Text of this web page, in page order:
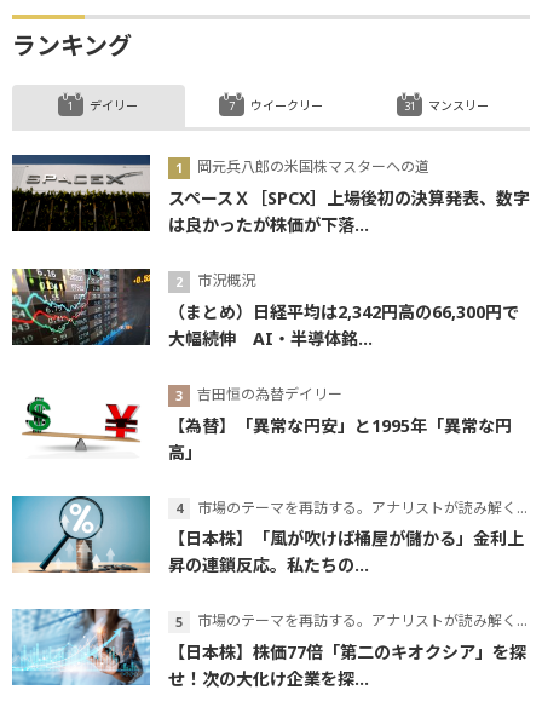
ランキング
デイリー
岡元兵八郎の米国株マスターへの道
スペースＸ［SPCX］上場後初の決算発表、数字
は良かったが株価が下落...
市況概況
（まとめ）日経平均は2,342円高の66,300円で
大幅続伸 AI・半導体銘...
吉田恒の為替デイリー
【為替】「異常な円安」と1995年「異常な円
高」
市場のテーマを再訪する。アナリストが読み解くテーマの本質
【日本株】「風が吹けば桶屋が儲かる」金利上
昇の連鎖反応。私たちの...
市場のテーマを再訪する。アナリストが読み解くテーマの本質
【日本株】株価77倍「第二のキオクシア」を探
せ！次の大化け企業を探...
ウイークリー マンスリー